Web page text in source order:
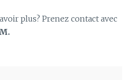
plus? Prenez contact avec